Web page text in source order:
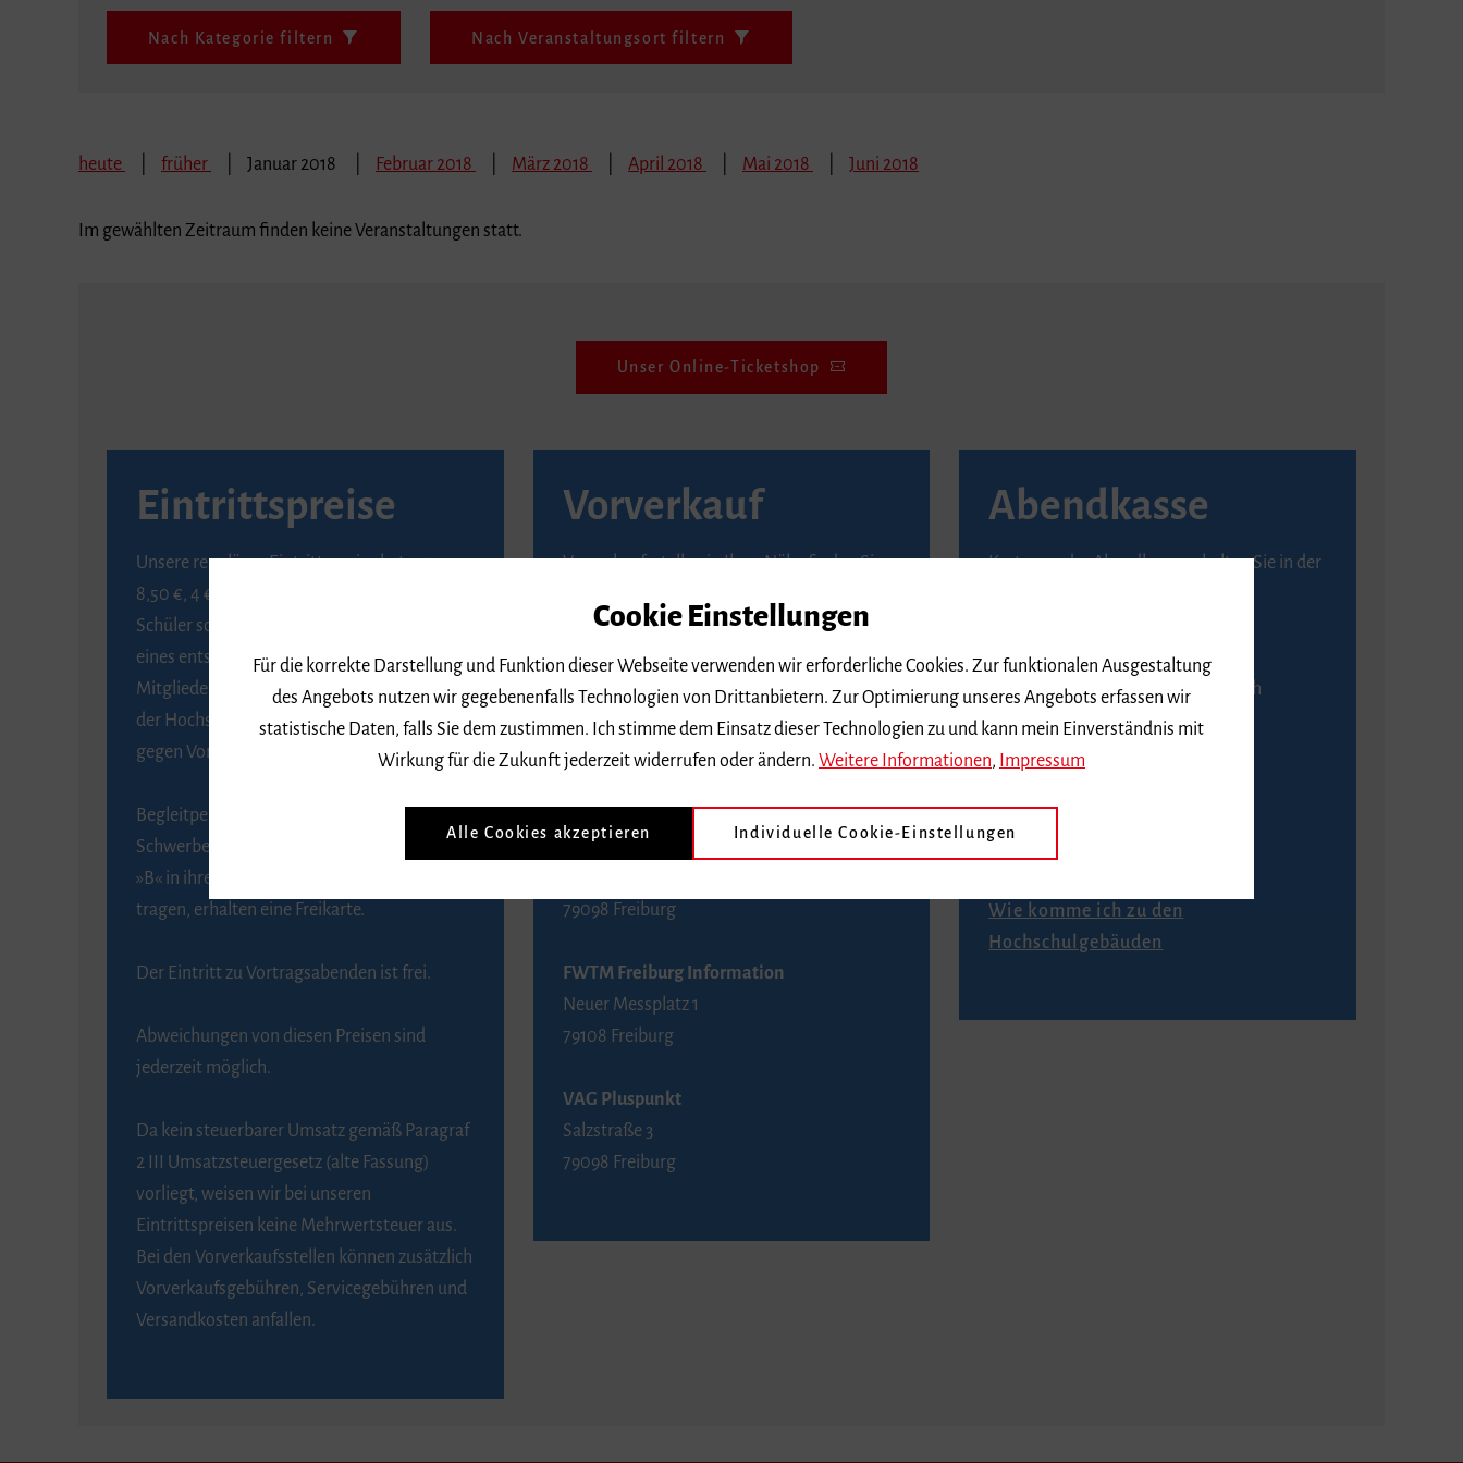
Nach Kategorie filtern Nach Veranstaltungsort filtern
heute früher Januar 2018 Februar 2018 März 2018 April 2018 Mai 2018 Juni 2018
Im gewählten Zeitraum finden keine Veranstaltungen statt.
Unser Online-Ticketshop
Eintrittspreise
Unsere regulären Eintrittspreise betragen
8,50 €, 4 € ermäßigt für Schülerinnen und
Schüler sowie Studierende gegen Vorlage
eines entsprechenden Nachweises, 6 € für
Mitglieder der Gesellschaft zur Förderung
der Hochschule für Musik Freiburg e. V.
gegen Vorlage des Mitgliedsausweises.
Begleitpersonen von Menschen mit
Schwerbehinderung, die das Merkzeichen
»B« in ihrem Schwerbehindertenausweis
tragen, erhalten eine Freikarte.
Der Eintritt zu Vortragsabenden ist frei.
Abweichungen von diesen Preisen sind
jederzeit möglich.
Da kein steuerbarer Umsatz gemäß Paragraf
2 III Umsatzsteuergesetz (alte Fassung)
vorliegt, weisen wir bei unseren
Eintrittspreisen keine Mehrwertsteuer aus.
Bei den Vorverkaufsstellen können zusätzlich
Vorverkaufsgebühren, Servicegebühren und
Versandkosten anfallen.
Vorverkauf
Vorverkaufsstellen in Ihrer Nähe finden Sie
79098 Freiburg
bis drei Tage vor einem Konzert möglich)
FWTM Tourist-Information
79098 Freiburg
FWTM Freiburg Information
Neuer Messplatz 1
79108 Freiburg
VAG Pluspunkt
Salzstraße 3
79098 Freiburg
Abendkasse
Karten an der Abendkasse erhalten Sie in der
An der Abendkasse ist ausschließlich
Barzahlung möglich.
Anfahrt
Wie komme ich zu den
Hochschulgebäuden
Cookie Einstellungen
Für die korrekte Darstellung und Funktion dieser Webseite verwenden wir erforderliche Cookies. Zur funktionalen Ausgestaltung
des Angebots nutzen wir gegebenenfalls Technologien von Drittanbietern. Zur Optimierung unseres Angebots erfassen wir
statistische Daten, falls Sie dem zustimmen. Ich stimme dem Einsatz dieser Technologien zu und kann mein Einverständnis mit
Wirkung für die Zukunft jederzeit widerrufen oder ändern. Weitere Informationen Impressum
Alle Cookies akzeptieren Individuelle Cookie-Einstellungen